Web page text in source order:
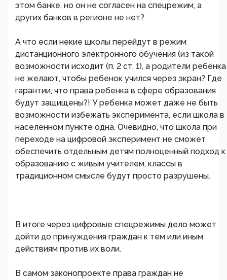
этом банке, но он не согласен на спецрежим, а
других банков в регионе не нет?
А что если некие школы перейдут в режим
дистанционного электронного обучения (из такой
возможности исходит (п. 2 ст. 1), а родители ребенка
не желают, чтобы ребенок учился через экран? Где
гарантии, что права ребенка в сфере образования
будут защищены?! У ребенка может даже не быть
возможности избежать эксперимента, если школа в
населенном пункте одна. Очевидно, что школа при
переходе на цифровой эксперимент не сможет
обеспечить отдельным детям полноценный подход к
образованию с живым учителем, классы в
традиционном смысле будут просто разрушены.
В итоге через цифровые спецрежимы дело может
дойти до принуждения граждан к тем или иным
действиям против их воли.
В самом законопроекте права граждан не